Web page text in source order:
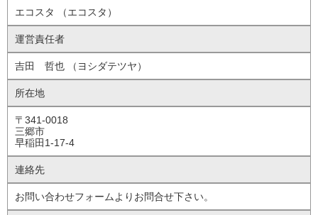
エコスタ （エコスタ）
運営責任者
吉田 哲也 （ヨシダテツヤ）
所在地
〒341-0018
三郷市
早稲田1-17-4
連絡先
お問い合わせフォームよりお問合せ下さい。